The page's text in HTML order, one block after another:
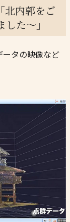
北内郭をご
た～」
ータの映像など